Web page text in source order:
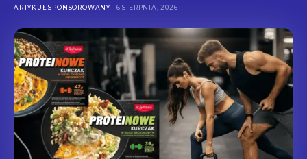
ARTYKUŁ SPONSOROWANY 6 SIERPNIA, 2026